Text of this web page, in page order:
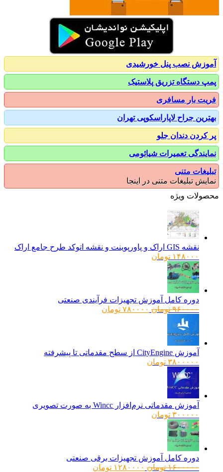
نصب پنل خورشیدی
دستگاه تزریق پلاستیک
بار مسافری
جراح لاپاراسکوپی تهران
دندان جلو
تعمیرات شیائومی
متنی
تبلیغات متنی در اینجا
ویژه
نقشه GIS اراک و پاورپوینت و نقشه اتوکد طرح جامع اراک
۱۴۸۰۰۰ تومان
دوره کامل آموزش تجهیزات فرآیندی صنعتی
۹۶۰۰۰۰ تومانقیمت
۷۸۰۰۰۰ تومانقیمت
آموزش CityEngine از سطح مقدماتی تا پیشرفته
۳۸۰۰۰۰۰ تومان
آموزش مقدماتی نرم‌افزار Wincc به صورت تصویری
۳۰۰۰۰۰ تومان
دوره کامل آموزش تجهیزات برقی صنعتی
۱۶۰۰۰۰۰ تومانقیمت
۱۲۸۰۰۰۰ تومانقیمت